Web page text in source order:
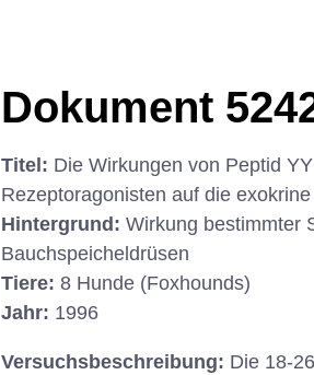
Dokument
Titel: Die Wirkungen von Peptid
Rezeptoragonisten auf die
Hintergrund: Wirkung bestimmter
Bauchspeicheldrüsen
Tiere: 8 Hunde (Foxhounds)
Jahr: 1996
Versuchsbeschreibung: Die 18-